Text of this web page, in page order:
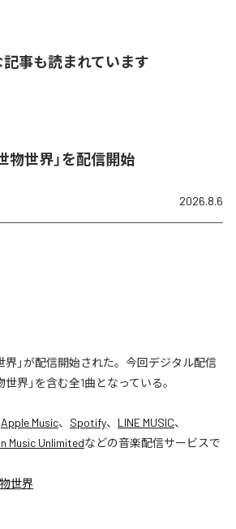
記事も読まれています
物世界」を配信開始
2026.8.6
界」が配信開始された。今回デジタル配信
界」を含む全1曲となっている。
Apple Music、 Spotify、 LINE MUSIC、
Music Unlimitedなどの音楽配信サービスで
世界